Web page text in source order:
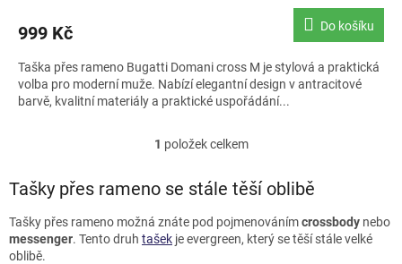
je
z
5
hvězdiček.
999 Kč Do košíku
Taška přes rameno Bugatti Domani cross M je stylová a praktická
volba pro moderní muže. Nabízí elegantní design v antracitové
barvě, kvalitní materiály a praktické uspořádání...
O
l
d
a
1 položek celkem
Tašky přes rameno se stále těší oblibě
Tašky přes rameno možná znáte pod pojmenovánímcrossbody nebo
messenger. Tento druh tašek je evergreen, který se těší stále velké
oblibě.